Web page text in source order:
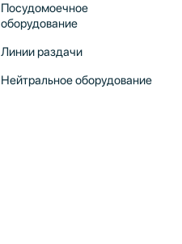
Посудомоечное
оборудование
Линии раздачи
Нейтральное оборудование